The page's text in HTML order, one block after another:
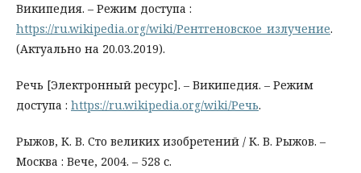
Википедия. – Режим доступа :
https://ru.wikipedia.org/wiki/Рентгеновское_излучение.
(Актуально на 20.03.2019).
Речь [Электронный ресурс]. – Википедия. – Режим
доступа : https://ru.wikipedia.org/wiki/Речь.
Рыжов, К. В. Сто великих изобретений / К. В. Рыжов. –
Москва : Вече, 2004. – 528 с.